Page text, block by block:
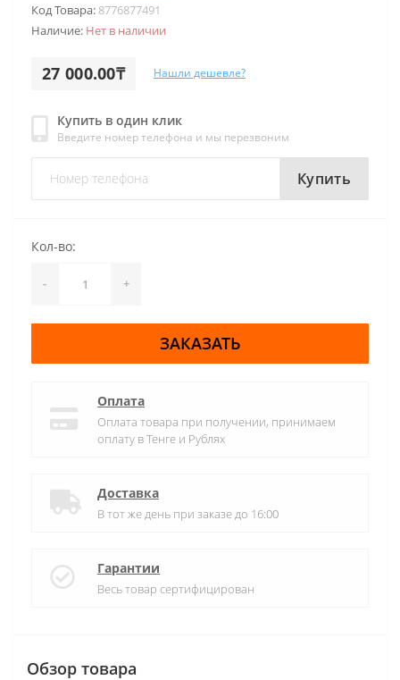
Код Товара: 8776877491
Наличие: Нет в наличии
27 000.00₸ Нашли дешевле?
Купить в один клик
Введите номер телефона и мы перезвоним
Купить
Кол-во:
- +
ЗАКАЗАТЬ
Оплата
Оплата товара при получении, принимаем
оплату в Тенге и Рублях
Доставка
В тот же день при заказе до 16:00
Гарантии
Весь товар сертифицирован
Обзор товара